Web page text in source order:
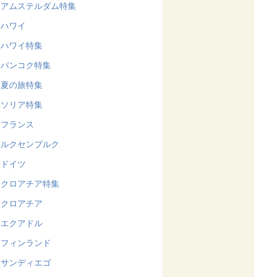
アムステルダム特集
ハワイ
ハワイ特集
バンコク特集
夏の旅特集
ソリア特集
フランス
ルクセンブルク
ドイツ
クロアチア特集
クロアチア
エクアドル
フィンランド
サンディエゴ